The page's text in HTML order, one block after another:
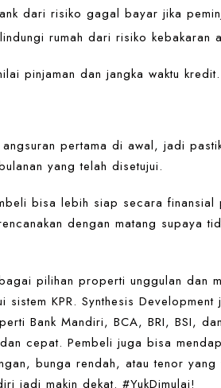
dari risiko gagal bayar jika
rumah dari risiko kebakaran
pinjaman dan jangka waktu kredit.
pertama di awal, jadi
yang telah disetujui.
bisa lebih siap secara finansial
dengan matang supaya
pilihan properti unggulan dan
KPR. Synthesis
Bank Mandiri, BCA, BRI, BSI,
cepat. Pembeli juga bisa
bunga rendah, atau tenor yang
jadi makin dekat. #YukDimulai!